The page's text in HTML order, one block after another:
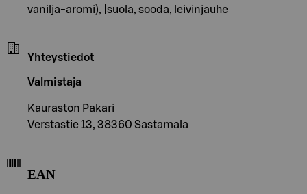
vanilja-aromi), |suola, sooda, leivinjauhe
Yhteystiedot
Valmistaja
Kauraston Pakari
Verstastie 13, 38360 Sastamala
EAN